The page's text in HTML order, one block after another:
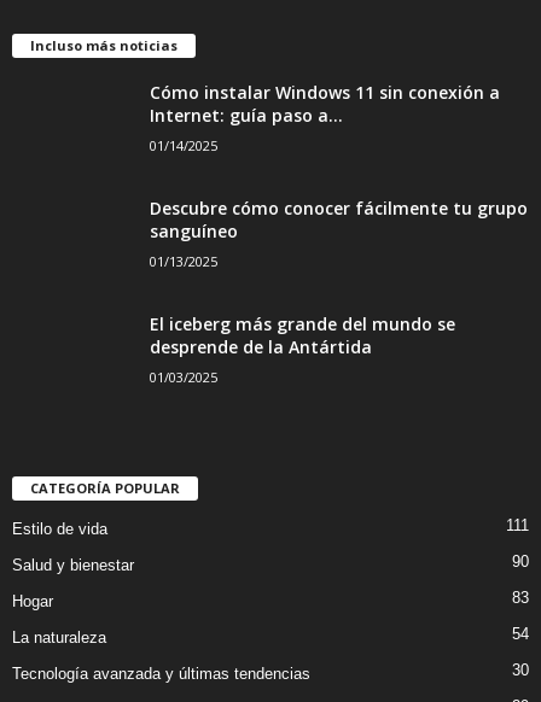
Incluso más noticias
Cómo instalar Windows 11 sin conexión a
Internet: guía paso a...
01/14/2025
Descubre cómo conocer fácilmente tu grupo
sanguíneo
01/13/2025
El iceberg más grande del mundo se
desprende de la Antártida
01/03/2025
CATEGORÍA POPULAR
Estilo de vida 111
Salud y bienestar 90
Hogar 83
La naturaleza 54
Tecnología avanzada y últimas tendencias 30